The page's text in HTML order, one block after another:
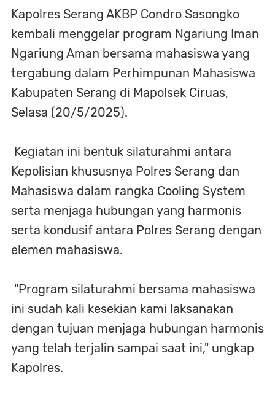
Kapolres Serang AKBP Condro Sasongko
kembali menggelar program Ngariung Iman
Ngariung Aman bersama mahasiswa yang
tergabung dalam Perhimpunan Mahasiswa
Kabupaten Serang di Mapolsek Ciruas,
Selasa (20/5/2025).
Kegiatan ini bentuk silaturahmi antara
Kepolisian khususnya Polres Serang dan
Mahasiswa dalam rangka Cooling System
serta menjaga hubungan yang harmonis
serta kondusif antara Polres Serang dengan
elemen mahasiswa.
"Program silaturahmi bersama mahasiswa
ini sudah kali kesekian kami laksanakan
dengan tujuan menjaga hubungan harmonis
yang telah terjalin sampai saat ini," ungkap
Kapolres.